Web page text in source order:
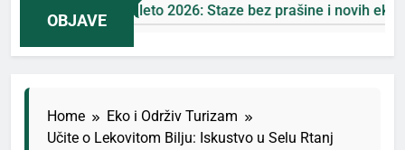
OBJAVE
Jahorina leto 2026: Staze bez prašine i novih eko-taksi
Home
Eko i Održiv Turizam
Učite o Lekovitom Bilju: Iskustvo u Selu Rtanj